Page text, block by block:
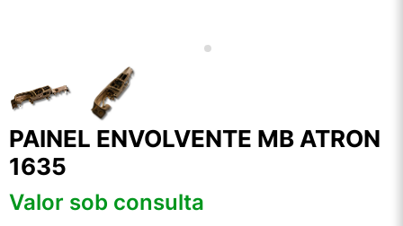
PAINEL ENVOLVENTE MB ATRON
1635
Valor sob consulta